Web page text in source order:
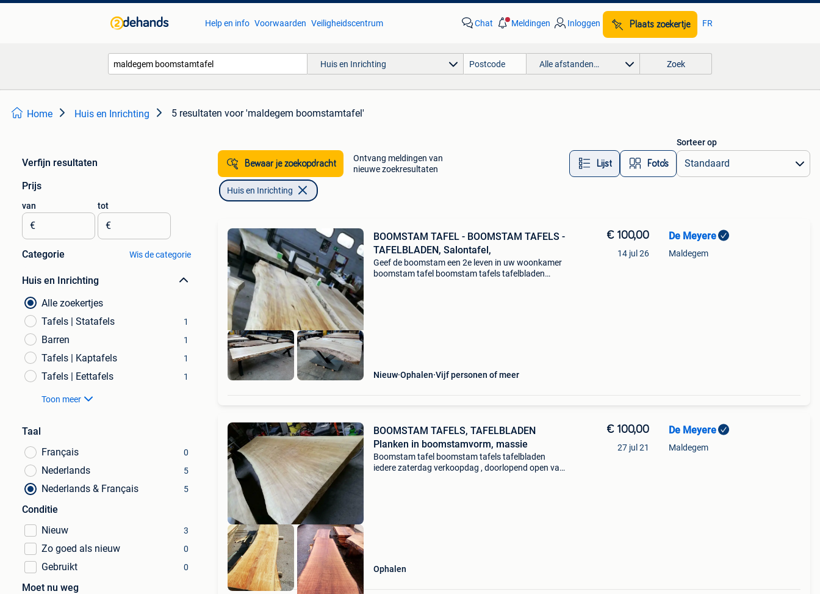
Help en info Voorwaarden Veiligheidscentrum Chat Meldingen Inloggen Plaats zoekertje FR
Huis en Inrichting Alle afstanden… Zoek
Home Huis en Inrichting 5 resultaten voor 'maldegem boomstamtafel'
Verfijn resultaten
Prijs
van
€
tot
€
Categorie Wis de categorie
Huis en Inrichting
Alle zoekertjes
Tafels | Statafels
1
Barren 1
Tafels | Kaptafels 1
Tafels | Eettafels 1
Toon meer
Taal
Français
0
Nederlands 5
Nederlands & Français 5
Conditie
Nieuw
3
Zo goed als nieuw 0
Gebruikt 0
Moet nu weg
Bewaar je zoekopdracht
Ontvang meldingen van
nieuwe zoekresultaten
Lijst Foto’s
Sorteer op
Huis en Inrichting
BOOMSTAM TAFEL - BOOMSTAM TAFELS -
TAFELBLADEN, Salontafel,
Geef de boomstam een 2e leven in uw woonkamer
boomstam tafel boomstam tafels tafelbladen
Nieuw Ophalen Vijf personen of meer
€ 100,00
14 jul 26
De Meyere
Maldegem
BOOMSTAM TAFELS, TAFELBLADEN
Planken in boomstamvorm, massie
Boomstam tafel boomstam tafels tafelbladen
iedere zaterdag verkoopdag , doorlopend open van
Ophalen
€ 100,00
27 jul 21
De Meyere
Maldegem